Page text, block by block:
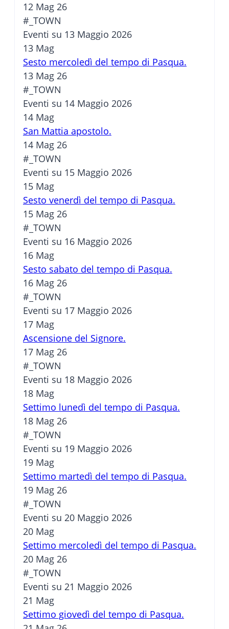
12 Mag 26
#_TOWN
Eventi su 13 Maggio 2026
13 Mag
Sesto mercoledì del tempo di Pasqua.
13 Mag 26
#_TOWN
Eventi su 14 Maggio 2026
14 Mag
San Mattia apostolo.
14 Mag 26
#_TOWN
Eventi su 15 Maggio 2026
15 Mag
Sesto venerdì del tempo di Pasqua.
15 Mag 26
#_TOWN
Eventi su 16 Maggio 2026
16 Mag
Sesto sabato del tempo di Pasqua.
16 Mag 26
#_TOWN
Eventi su 17 Maggio 2026
17 Mag
Ascensione del Signore.
17 Mag 26
#_TOWN
Eventi su 18 Maggio 2026
18 Mag
Settimo lunedì del tempo di Pasqua.
18 Mag 26
#_TOWN
Eventi su 19 Maggio 2026
19 Mag
Settimo martedì del tempo di Pasqua.
19 Mag 26
#_TOWN
Eventi su 20 Maggio 2026
20 Mag
Settimo mercoledì del tempo di Pasqua.
20 Mag 26
#_TOWN
Eventi su 21 Maggio 2026
21 Mag
Settimo giovedì del tempo di Pasqua.